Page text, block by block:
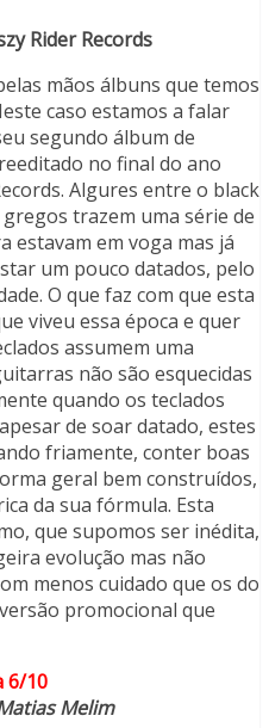
Rider Records
mãos álbuns que temos
caso estamos a falar
segundo álbum de
no final do ano
Algures entre o black
trazem uma série de
estavam em voga mas já
um pouco datados, pelo
O que faz com que esta
viveu essa época e quer
assumem uma
não são esquecidas
quando os teclados
de soar datado, estes
friamente, conter boas
geral bem construídos,
da sua fórmula. Esta
que supomos ser inédita,
evolução mas não
menos cuidado que os do
promocional que
6/10
Melim